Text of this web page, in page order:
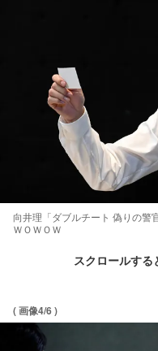
向井理「ダブルチート 偽りの
ＷＯＷＯＷ
スクロールす
( 画像4/6 )